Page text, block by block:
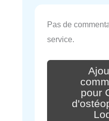
Pas de
service.
pour